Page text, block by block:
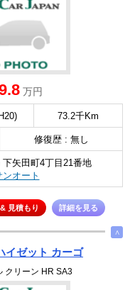
万円
73.2千Km
修復歴 : 無し
矢田町4丁目21番地
ンオート
見積もり 詳細を見る
∧
イゼット カーゴ
クリーン HR SA3